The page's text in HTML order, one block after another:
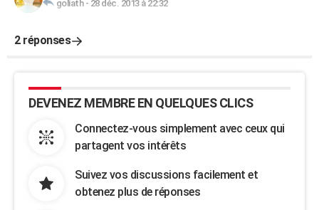
goliath- 28 déc. 2013 à 22:32
2 réponses
DEVENEZ MEMBRE EN QUELQUES CLICS
Connectez-vous simplement avec ceux qui
partagent vos intérêts
Suivez vos discussions facilement et
obtenez plus de réponses